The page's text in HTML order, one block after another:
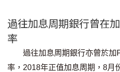
本網頁所提供資料僅作參考用途。
若因錯漏而引致任何不便或損失，中原按
本網站採用無障礙網頁設計，如有任何問題
2889 2886 / cmb@mail.centanet.com
中原地產 網上搵樓 |
中原工商舖
過往加息周期銀行曾在
率
過往加息周期銀行亦曾於加P
率，2018年正值加息周期，8月